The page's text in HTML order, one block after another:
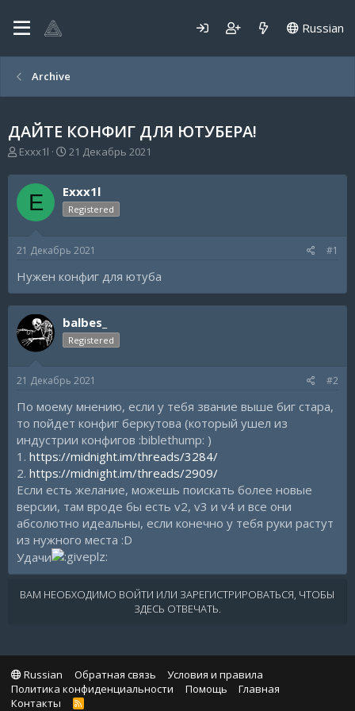
Russian
Archive
ДАЙТЕ КОНФИГ ДЛЯ ЮТУБЕРА!
А
т
о
р
м
Exxx1l
Д
т
а
н
а
а
21 Декабрь 2021
E Exxx1l
Registered
21 Декабрь 2021 #1
Нужен конфиг для ютуба
balbes_
Registered
21 Декабрь 2021 #2
По моему мнению, если у тебя звание выше биг стара,
то пойдет конфиг беркутова (который ушел из
индустрии конфигов :biblethump: )
1. https://midnight.im/threads/3284/
2. https://midnight.im/threads/2909/
Если есть желание, можешь поискать более новые
версии, там вроде бы есть v2, v3 и v4 и все они
абсолютно идеальны, если конечно у тебя руки растут
из нужного места :D
Удачи
ВАМ НЕОБХОДИМО ВОЙТИ ИЛИ ЗАРЕГИСТРИРОВАТЬСЯ, ЧТОБЫ
ЗДЕСЬ ОТВЕЧАТЬ.
Russian Обратная связь
Условия и правила
Политика конфиденциальности
Помощь
Главная
Контакты
R